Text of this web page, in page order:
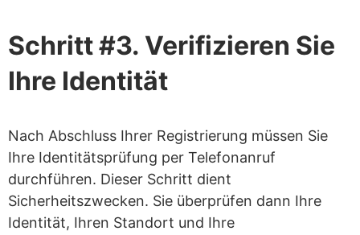
Schritt #3. Verifizieren Sie
Ihre Identität
Nach Abschluss Ihrer Registrierung müssen Sie
Ihre Identitätsprüfung per Telefonanruf
durchführen. Dieser Schritt dient
Sicherheitszwecken. Sie überprüfen dann Ihre
Identität, Ihren Standort und Ihre